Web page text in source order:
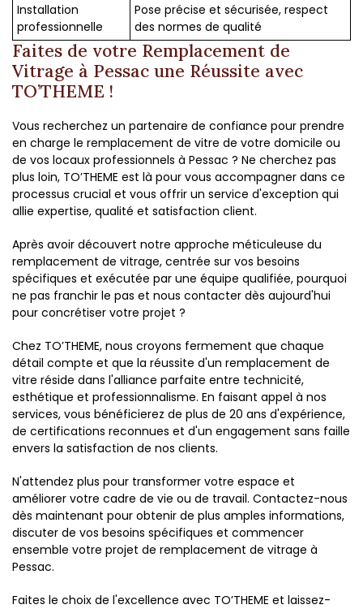
Installation
professionnelle
Pose précise et sécurisée, respect
des normes de qualité
Faites de votre Remplacement de
Vitrage à Pessac une Réussite avec
TO’THEME !
Vous recherchez un partenaire de confiance pour prendre
en charge le remplacement de vitre de votre domicile ou
de vos locaux professionnels à Pessac ? Ne cherchez pas
plus loin, TO’THEME est là pour vous accompagner dans ce
processus crucial et vous offrir un service d'exception qui
allie expertise, qualité et satisfaction client.
Après avoir découvert notre approche méticuleuse du
remplacement de vitrage, centrée sur vos besoins
spécifiques et exécutée par une équipe qualifiée, pourquoi
ne pas franchir le pas et nous contacter dès aujourd'hui
pour concrétiser votre projet ?
Chez TO’THEME, nous croyons fermement que chaque
détail compte et que la réussite d'un remplacement de
vitre réside dans l'alliance parfaite entre technicité,
esthétique et professionnalisme. En faisant appel à nos
services, vous bénéficierez de plus de 20 ans d'expérience,
de certifications reconnues et d'un engagement sans faille
envers la satisfaction de nos clients.
N'attendez plus pour transformer votre espace et
améliorer votre cadre de vie ou de travail. Contactez-nous
dès maintenant pour obtenir de plus amples informations,
discuter de vos besoins spécifiques et commencer
ensemble votre projet de remplacement de vitrage à
Pessac.
Faites le choix de l'excellence avec TO’THEME et laissez-